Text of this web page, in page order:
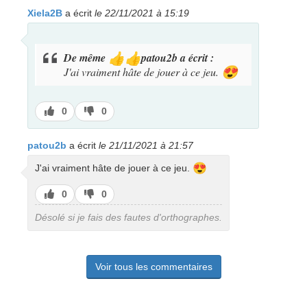
Xiela2B a écrit le 22/11/2021 à 15:19
De même 👍👍patou2b a écrit :
J'ai vraiment hâte de jouer à ce jeu. 😍
J’aime
0
J’aime
pas
0
patou2b a écrit le 21/11/2021 à 21:57
J'ai vraiment hâte de jouer à ce jeu. 😍
J’aime
0
J’aime
pas
0
Désolé si je fais des fautes d'orthographes.
Voir tous les commentaires